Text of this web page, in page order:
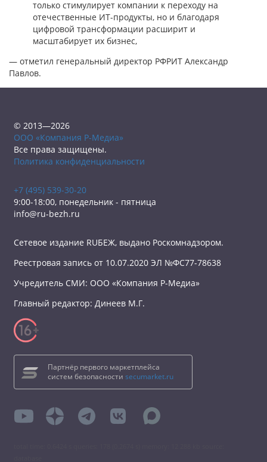
только стимулирует компании к переходу на
отечественные ИТ-продукты, но и благодаря
цифровой трансформации расширит и
масштабирует их бизнес,
— отметил генеральный директор РФРИТ Александр
Павлов.
© 2013—2026
ООО «Компания Р-Медиа»
Все права защищены.
Политика конфиденциальности
+7 (495) 539-30-20
9:00-18:00, понедельник - пятница
info@ru-bezh.ru
Сетевое издание RUБЕЖ, выдано Роскомнадзором.
Реестровая запись от 10.07.2020 ЭЛ №ФС77-78638
Учредитель СМИ: ООО «Компания Р-Медиа»
Главный редактор: Динеев М.Г.
Партнёр первого маркетплейса
систем безопасности secumarket.ru